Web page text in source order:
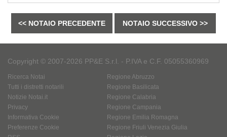
<< NOTAIO PRECEDENTE NOTAIO SUCCESSIVO >>
Copyright © 2007-2026 PP&E S.r.l. - P.IVA e C.F. 05055360969
Ricerca Notai
Tutti i distretti notarili
Notizie Notai.it
Privacy
Informativa Cookie
Preferenze Cookie
Regione Abruzzo
Regione Basilicata
Regione Calabria
Regione Campania
Regione Emilia Romagna
Regione Friuli Venezia Giulia